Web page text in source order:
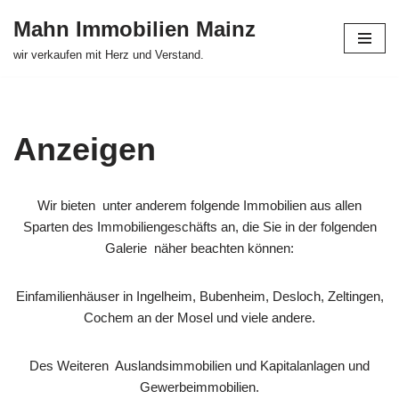
Zum
Mahn Immobilien Mainz
wir verkaufen mit Herz und Verstand.
Anzeigen
Wir bieten unter anderem folgende Immobilien aus allen
Sparten des Immobiliengeschäfts an, die Sie in der folgenden
Galerie näher beachten können:
Einfamilienhäuser in Ingelheim, Bubenheim, Desloch, Zeltingen,
Cochem an der Mosel und viele andere.
Des Weiteren Auslandsimmobilien und Kapitalanlagen und
Gewerbeimmobilien.